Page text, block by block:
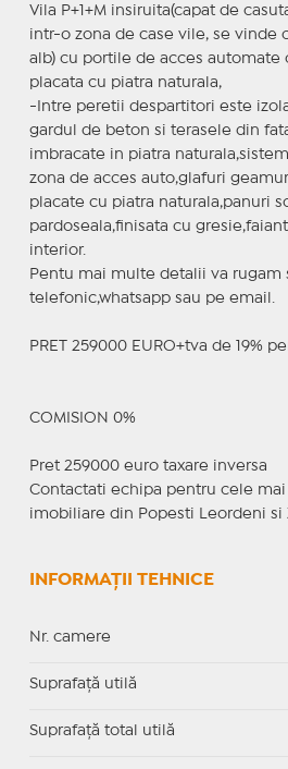
Vila P+1+M insiruita(capat de
intr-o zona de case vile, se vinde
alb) cu portile de acces automate
placata cu piatra naturala,
-Intre peretii despartitori este
gardul de beton si terasele din
imbracate in piatra
zona de acces auto,glafuri
placate cu piatra naturala,panuri
pardoseala,finisata cu
interior.
Pentu mai multe detalii va rugam
telefonic,whatsapp sau pe email.
PRET 259000 EURO+tva de 19%
COMISION 0%
Pret 259000 euro taxare inversa
Contactati echipa pentru cele
imobiliare din Popesti Leordeni si
INFORMAȚII TEHNICE
Nr. camere
Suprafaţă utilă
Suprafaţă total utilă